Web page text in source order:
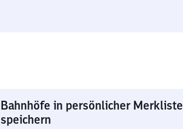
Bahnhöfe in persönlicher Merkliste
speichern